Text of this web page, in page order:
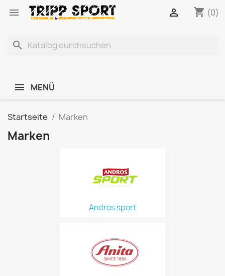
 shopping_cart (0)

search
MENÜ
Startseite Marken
Marken
Andros sport